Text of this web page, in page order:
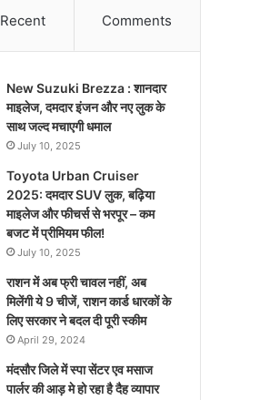
Recent Comments
New Suzuki Brezza : शानदार
माइलेज, दमदार इंजन और नए लुक के
साथ जल्द मचाएगी धमाल
July 10, 2025
Toyota Urban Cruiser
2025: दमदार SUV लुक, बढ़िया
माइलेज और फीचर्स से भरपूर – कम
बजट में प्रीमियम फील!
July 10, 2025
राशन में अब फ्री चावल नहीं, अब
मिलेंगी ये 9 चीजें, राशन कार्ड धारकों के
लिए सरकार ने बदल दी पूरी स्कीम
April 29, 2024
मंदसौर जिले में स्पा सेंटर एव मसाज
पार्लर की आड़ मे हो रहा है दैह व्यापार